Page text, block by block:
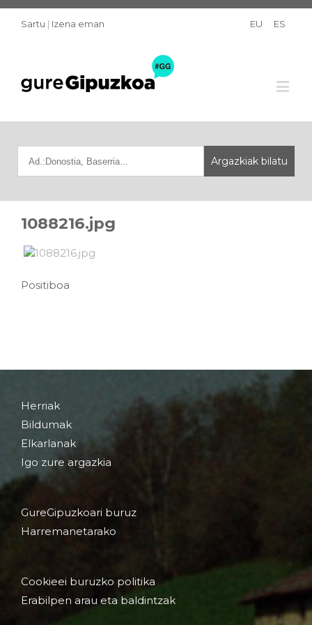
Sartu | Izena eman EU ES
1088216.jpg
Positiboa
Herriak
Bildumak
Elkarlanak
Igo zure argazkia
GureGipuzkoari buruz
Harremanetarako
Cookieei buruzko politika
Erabilpen arau eta baldintzak